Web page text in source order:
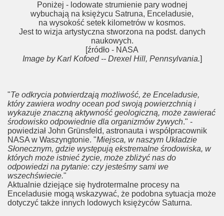
Poniżej - lodowate strumienie pary wodnej
wybuchają na księżycu Satruna, Enceladusie,
na wysokość setek kilometrów w kosmos.
Jest to wizja artystyczna stworzona na podst. danych
naukowych.
[źródło - NASA
Image by Karl Kofoed -- Drexel Hill, Pennsylvania.]
"Te odkrycia potwierdzają możliwość, że Enceladusie,
który zawiera wodny ocean pod swoją powierzchnią i
wykazuje znaczną aktywność geologiczną, może zawierać
środowisko odpowiednie dla organizmów żywych." -
powiedział John Grünsfeld, astronauta i współpracownik
NASA w Waszyngtonie. "Miejsca, w naszym Układzie
Słonecznym, gdzie występują ekstremalne środowiska, w
których może istnieć życie, może zbliżyć nas do
odpowiedzi na pytanie: czy jesteśmy sami we
wszechświecie."
Aktualnie dziejące się hydrotermalne procesy na
Enceladusie mogą wskazywać, że podobna sytuacja może
dotyczyć także innych lodowych księżyców Saturna.